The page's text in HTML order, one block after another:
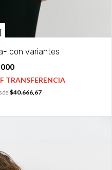
con variantes
TRANSFERENCIA
de$40.666,67